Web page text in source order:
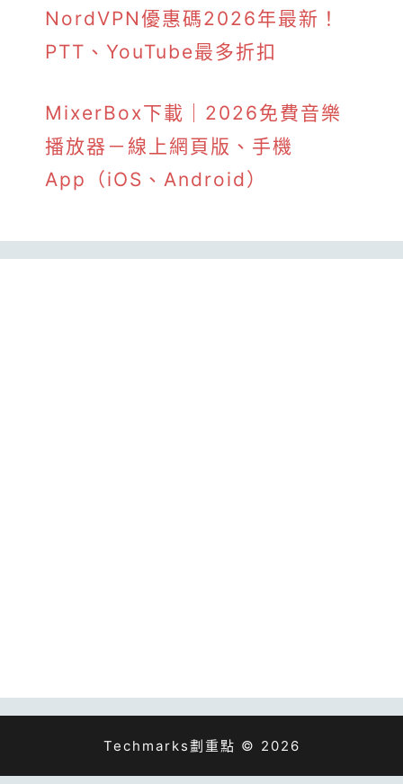
NordVPN優惠碼2026年最新！
PTT、YouTube最多折扣
MixerBox下載｜2026免費音樂
播放器－線上網頁版、手機
App（iOS、Android）
Techmarks劃重點 © 2026